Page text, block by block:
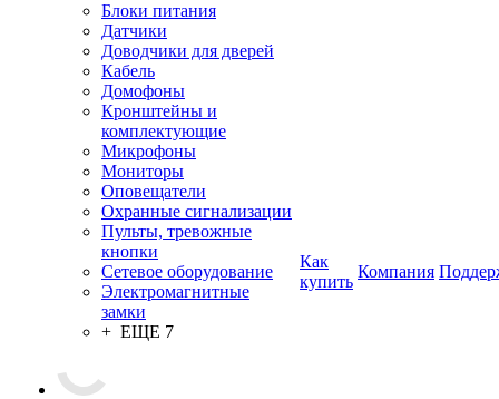
Блоки питания
Датчики
Доводчики для дверей
Кабель
Домофоны
Кронштейны и
комплектующие
Микрофоны
Мониторы
Оповещатели
Охранные сигнализации
Пульты, тревожные
кнопки
Сетевое оборудование
Электромагнитные
замки
+ ЕЩЕ 7
Как
купить
Компания